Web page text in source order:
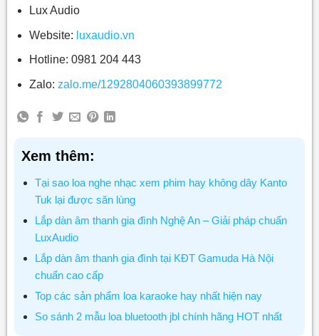
Lux Audio
Website: luxaudio.vn
Hotline: 0981 204 443
Zalo: zalo.me/1292804060393899772
Xem thêm:
Tại sao loa nghe nhạc xem phim hay không dây Kanto
Tuk lại được săn lùng
Lắp dàn âm thanh gia đình Nghệ An – Giải pháp chuẩn
LuxAudio
Lắp dàn âm thanh gia đình tại KĐT Gamuda Hà Nội
chuẩn cao cấp
Top các sản phẩm loa karaoke hay nhất hiện nay
So sánh 2 mẫu loa bluetooth jbl chính hãng HOT nhất